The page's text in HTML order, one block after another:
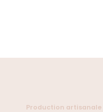
Production artisanale